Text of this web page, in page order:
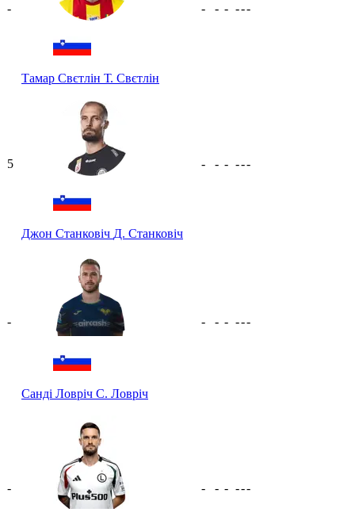
-
Тамар Свєтлін Т. Свєтлін
- - - ---
5
Джон Станковіч Д. Станковіч
- - - ---
-
Санді Ловріч С. Ловріч
- - - ---
- - - - ---